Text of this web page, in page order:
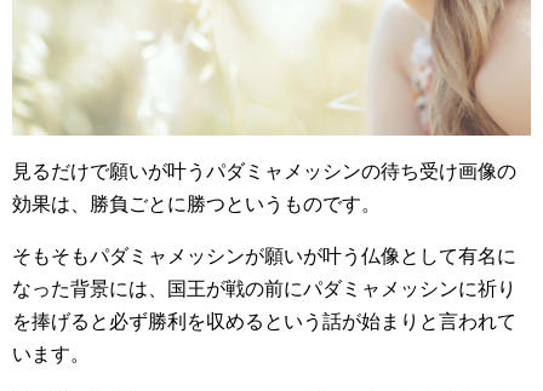
見るだけで願いが叶うパダミャメッシンの待ち受け画像の
効果は、勝負ごとに勝つというものです。
そもそもパダミャメッシンが願いが叶う仏像として有名に
なった背景には、国王が戦の前にパダミャメッシンに祈り
を捧げると必ず勝利を収めるという話が始まりと言われて
います。